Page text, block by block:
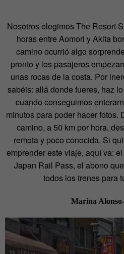
Nosotros elegimos The Resort
horas entre Aomori y Akita
camino ocurrió algo
pronto y los pasajeros
unas rocas de la costa. Por
sabéis: allá donde fueres, haz
cuando conseguimos
minutos para poder hacer fotos.
camino, a 50 km por hora,
remota y poco conocida. Si
emprender este viaje, aquí va:
Japan Rail Pass, el abono
todos los trenes para
Marina